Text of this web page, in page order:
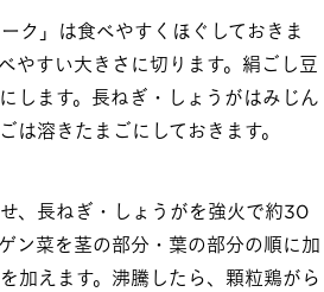
ク」は食べやすくほぐしておきま
やすい大きさに切ります。絹ごし豆
します。長ねぎ・しょうがはみじん
は溶きたまごにしておきます。
、長ねぎ・しょうがを強火で約30
ン菜を茎の部分・葉の部分の順に加
加えます。沸騰したら、顆粒鶏がら